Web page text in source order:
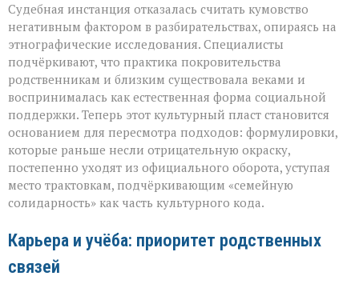
Судебная инстанция отказалась считать кумовство
негативным фактором в разбирательствах, опираясь на
этнографические исследования. Специалисты
подчёркивают, что практика покровительства
родственникам и близким существовала веками и
воспринималась как естественная форма социальной
поддержки. Теперь этот культурный пласт становится
основанием для пересмотра подходов: формулировки,
которые раньше несли отрицательную окраску,
постепенно уходят из официального оборота, уступая
место трактовкам, подчёркивающим «семейную
солидарность» как часть культурного кода.
Карьера и учёба: приоритет родственных
связей